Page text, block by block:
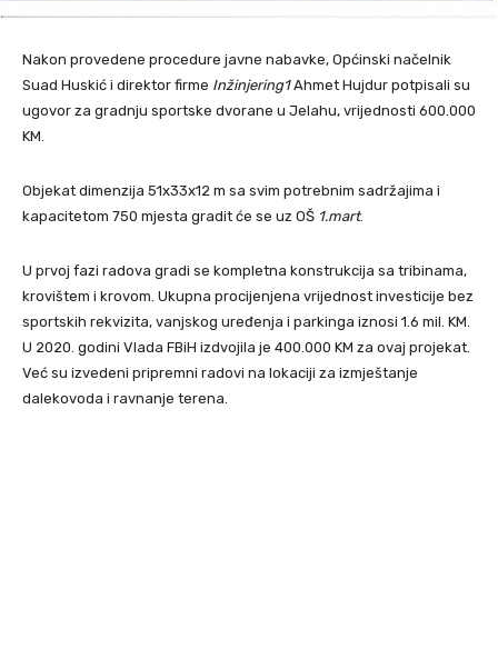
Nakon provedene procedure javne nabavke, Općinski načelnik
Suad Huskić i direktor firme Inžinjering1Ahmet Hujdur potpisali su
ugovor za gradnju sportske dvorane u Jelahu, vrijednosti 600.000
KM.
Objekat dimenzija 51x33x12 m sa svim potrebnim sadržajima i
kapacitetom 750 mjesta gradit će se uz OŠ 1.mart.
U prvoj fazi radova gradi se kompletna konstrukcija sa tribinama,
krovištem i krovom. Ukupna procijenjena vrijednost investicije bez
sportskih rekvizita, vanjskog uređenja i parkinga iznosi 1.6 mil. KM.
U 2020. godini Vlada FBiH izdvojila je 400.000 KM za ovaj projekat.
Već su izvedeni pripremni radovi na lokaciji za izmještanje
dalekovoda i ravnanje terena.